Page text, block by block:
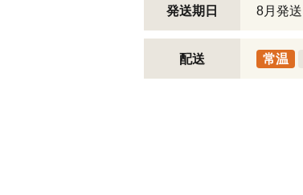
発送期日 8月発送
配送 常温